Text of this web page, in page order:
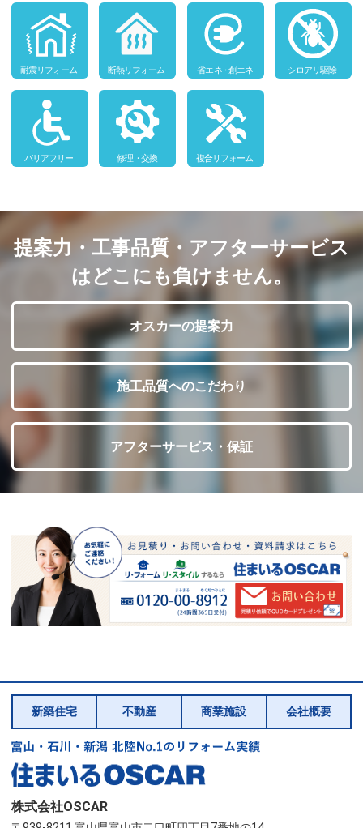
提案力・工事品質・アフターサービス
はどこにも負けません。
オスカーの提案力
施工品質へのこだわり
アフターサービス・保証
新築住宅 不動産 商業施設 会社概要
株式会社OSCAR